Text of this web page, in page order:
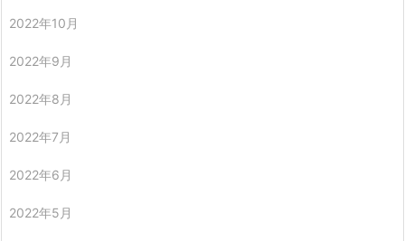
2022年10月
2022年9月
2022年8月
2022年7月
2022年6月
2022年5月